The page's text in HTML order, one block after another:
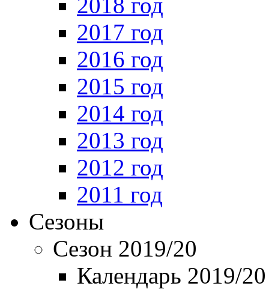
2017 год
2016 год
2015 год
2014 год
2013 год
2012 год
2011 год
Сезоны
Сезон 2019/20
Календарь 2019/20